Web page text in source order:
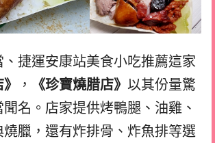
、捷運安康站美食小吃推薦這家
， 《珍寶燒腊店》 以其份量驚
名。店家提供烤鴨腿、油雞、
燒臘，還有炸排骨、炸魚排等選